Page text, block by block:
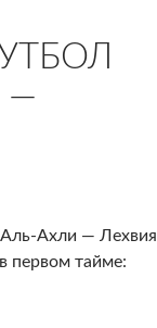
—
Аль-Ахли — Лехвия
первом тайме: